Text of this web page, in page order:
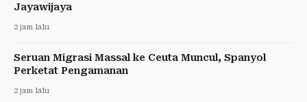
Jayawijaya
2 jam lalu
Seruan Migrasi Massal ke Ceuta Muncul, Spanyol
Perketat Pengamanan
2 jam lalu